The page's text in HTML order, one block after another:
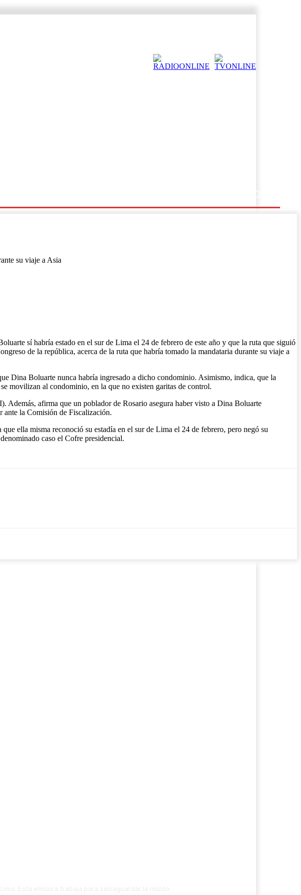
su viaje a Asia
sí habría estado en el sur de Lima el 24 de febrero de este año y que la ruta que siguió
de la república, acerca de la ruta que habría tomado la mandataria durante su viaje a
Dina Boluarte nunca habría ingresado a dicho condominio. Asimismo, indica, que la
movilizan al condominio, en la que no existen garitas de control.
afirma que un poblador de Rosario asegura haber visto a Dina Boluarte
ante la Comisión de Fiscalización.
ella misma reconoció su estadía en el sur de Lima el 24 de febrero, pero negó su
caso el Cofre presidencial.